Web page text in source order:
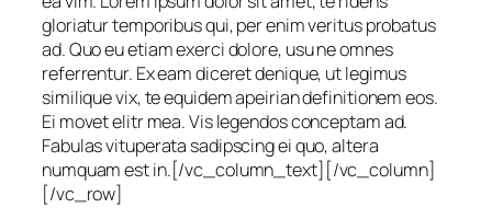
gloriatur temporibus qui, per enim veritus probatus
ad. Quo eu etiam exerci dolore, usu ne omnes
referrentur. Ex eam diceret denique, ut legimus
similique vix, te equidem apeirian definitionem eos.
Ei movet elitr mea. Vis legendos conceptam ad.
Fabulas vituperata sadipscing ei quo, altera
numquam est in.[/vc_column_text][/vc_column]
[/vc_row]